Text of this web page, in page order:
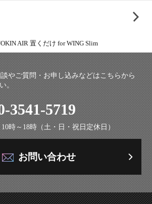
AIR 置くだけ for WING Slim
やご質問・お申し込みなどはこちらから
。
3541-5719
時～18時（土・日・祝日定休日）
お問い合わせ